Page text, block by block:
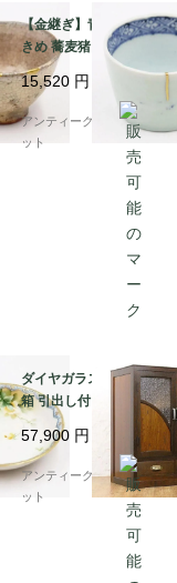
【金継ぎ】青磁 染付 大
きめ 蕎麦猪口 カップ
小鉢 骨董 和食器 呉須
藍 アンティーク 和モダ
ン（五弁花・菱・格
子）B
15,520 円
アンティークブルーパロ
ット
ダイヤガラス入り 小本
箱 引出し付き書棚 昭和
レトロ 木の温もり ナチ
ュラル シンプル 小ぶり
かわいい 日本製
57,900 円
アンティークブルーパロ
ット